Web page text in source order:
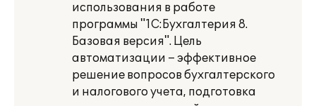
использования в работе
программы "1С:Бухгалтерия 8.
Базовая версия". Цель
автоматизации – эффективное
решение вопросов бухгалтерского
и налогового учета, подготовка